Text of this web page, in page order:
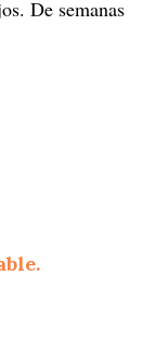
. De semanas